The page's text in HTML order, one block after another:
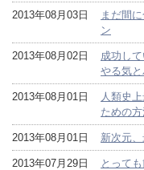
2013年08月03日
まだ間
ン
2013年08月02日
成功し
やる気
2013年08月01日
人類史
ための
2013年08月01日 新次元
2013年07月29日
とって